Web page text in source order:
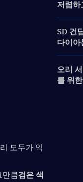
모두가 익
만큼검은 색
저렴하
SD 건
다이아
오리
를 위